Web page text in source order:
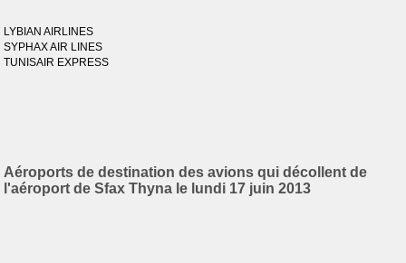
LYBIAN AIRLINES
SYPHAX AIR LINES
TUNISAIR EXPRESS
Aéroports de destination des avions qui décollent de
l'aéroport de Sfax Thyna le lundi 17 juin 2013